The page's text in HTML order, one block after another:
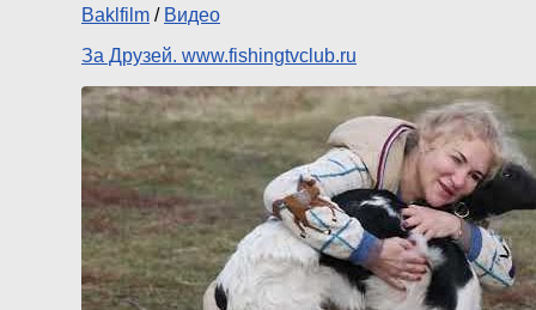
Baklfilm / Видео
За Друзей. www.fishingtvclub.ru